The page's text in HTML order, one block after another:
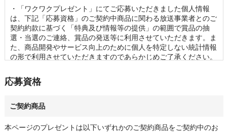
・お客様の当選機会均等のため、一度当選されたお客様は2ヶ月
以内の再当選はできませんのであらかじめご了承ください。
・当選の発表は、当選の通知をもって代えさせていただきます。
なお、賞品のお届け先は日本国内に限らせていただきます。
・応募状況、および当落に関するお問い合わせは一切ご回答でき
かねます。
・賞品の管理には万全を期しておりますが、配送を伴う賞品にお
可能性がございます。予めご容赦ください。
・「ワクワクプレゼント」にてご応募いただきました個人情報
は、下記「応募資格」のご契約中商品に関わる放送事業者とのご
契約約款に基づく「特典及び情報等の提供」の範囲で賞品の抽
選・当選のご連絡、賞品の発送等に利用させていただきます。ま
た、商品開発やサービス向上のために個人を特定しない統計情報
の形で利用させていただきますのであらかじめご了承ください。
る場合には、あらかじめ必要事項を通知いたしますのでご確認く
ださい。
会社のプライバシーポリシーをご参照ください。
応募資格
ご契約商品
本ページのプレゼントは以下いずれかのご契約商品をご契約中のお